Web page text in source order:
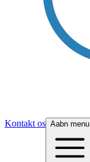
Kontakt os Aabn menu